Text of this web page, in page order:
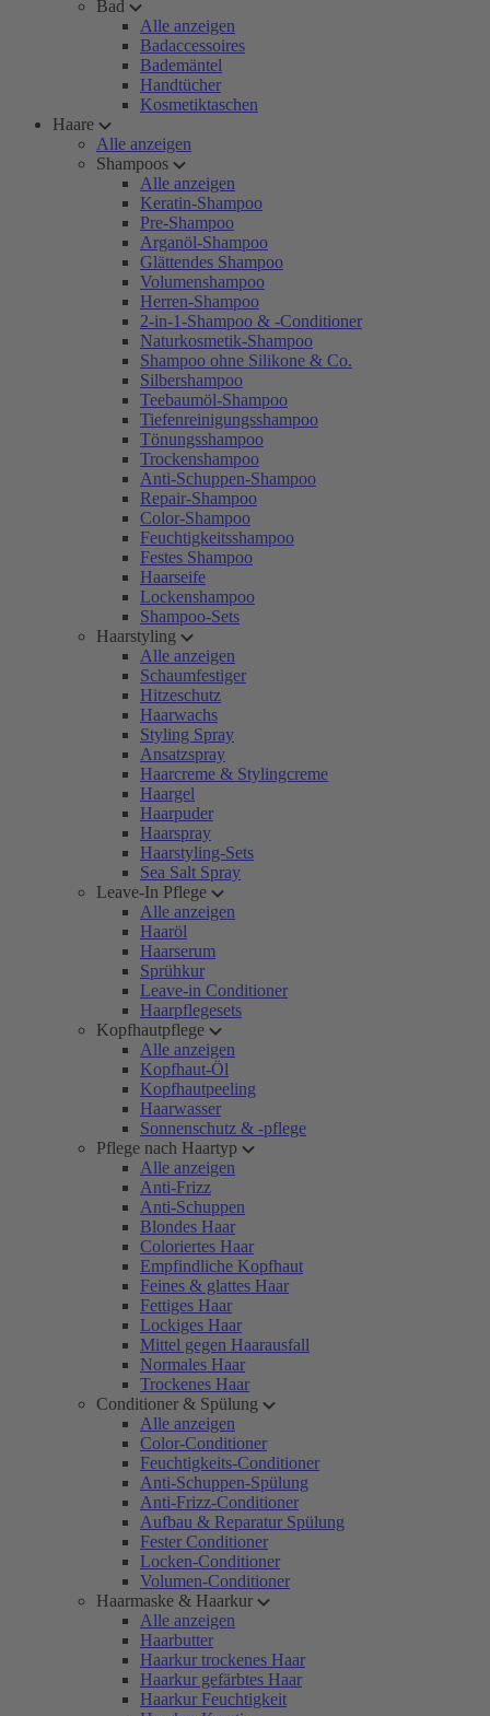
Bad
Alle anzeigen
Badaccessoires
Bademäntel
Handtücher
Kosmetiktaschen
Haare
Alle anzeigen
Shampoos
Alle anzeigen
Keratin-Shampoo
Pre-Shampoo
Arganöl-Shampoo
Glättendes Shampoo
Volumenshampoo
Herren-Shampoo
2-in-1-Shampoo & -Conditioner
Naturkosmetik-Shampoo
Shampoo ohne Silikone & Co.
Silbershampoo
Teebaumöl-Shampoo
Tiefenreinigungsshampoo
Tönungsshampoo
Trockenshampoo
Anti-Schuppen-Shampoo
Repair-Shampoo
Color-Shampoo
Feuchtigkeitsshampoo
Festes Shampoo
Haarseife
Lockenshampoo
Shampoo-Sets
Haarstyling
Alle anzeigen
Schaumfestiger
Hitzeschutz
Haarwachs
Styling Spray
Ansatzspray
Haarcreme & Stylingcreme
Haargel
Haarpuder
Haarspray
Haarstyling-Sets
Sea Salt Spray
Leave-In Pflege
Alle anzeigen
Haaröl
Haarserum
Sprühkur
Leave-in Conditioner
Haarpflegesets
Kopfhautpflege
Alle anzeigen
Kopfhaut-Öl
Kopfhautpeeling
Haarwasser
Sonnenschutz & -pflege
Pflege nach Haartyp
Alle anzeigen
Anti-Frizz
Anti-Schuppen
Blondes Haar
Coloriertes Haar
Empfindliche Kopfhaut
Feines & glattes Haar
Fettiges Haar
Lockiges Haar
Mittel gegen Haarausfall
Normales Haar
Trockenes Haar
Conditioner & Spülung
Alle anzeigen
Color-Conditioner
Feuchtigkeits-Conditioner
Anti-Schuppen-Spülung
Anti-Frizz-Conditioner
Aufbau & Reparatur Spülung
Fester Conditioner
Locken-Conditioner
Volumen-Conditioner
Haarmaske & Haarkur
Alle anzeigen
Haarbutter
Haarkur trockenes Haar
Haarkur gefärbtes Haar
Haarkur Feuchtigkeit